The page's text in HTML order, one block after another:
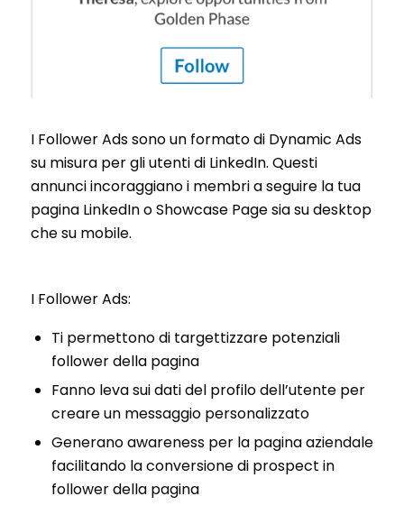
I Follower Ads sono un formato di Dynamic Ads
su misura per gli utenti di LinkedIn. Questi
annunci incoraggiano i membri a seguire la tua
pagina LinkedIn o Showcase Page sia su desktop
che su mobile.
I Follower Ads:
Ti permettono di targettizzare potenziali
follower della pagina
Fanno leva sui dati del profilo dell’utente per
creare un messaggio personalizzato
Generano awareness per la pagina aziendale
facilitando la conversione di prospect in
follower della pagina